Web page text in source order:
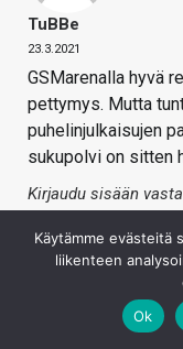
TuBBe
23.3.2021
GSMarenalla hyvä
pettymys. Mutta
puhelinjulkaisujen
sukupolvi on sitten
Kirjaudu sisään
Käytämme evästeitä
liikenteen
Ok